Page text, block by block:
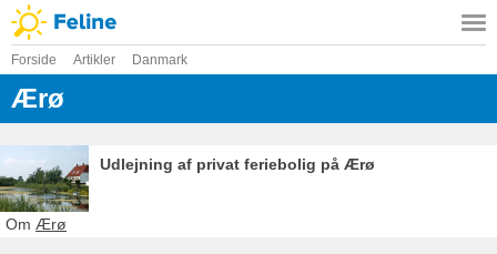
Forside Artikler Danmark
Ærø
Udlejning af privat feriebolig på Ærø
Om Ærø